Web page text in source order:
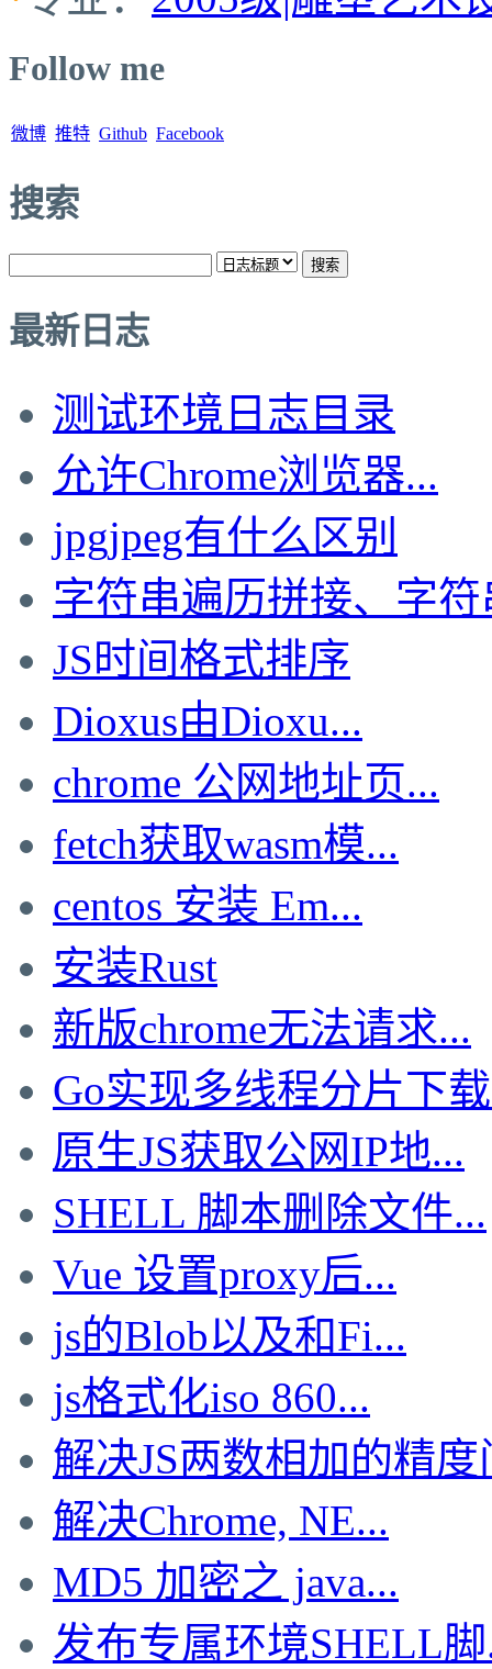
Follow me
微博 推特 Github Facebook
搜索
最新日志
测试环境日志目录
允许Chrome浏览器...
jpgjpeg有什么区别
字符串遍历拼接、字符
JS时间格式排序
Dioxus由Dioxu...
chrome 公网地址页...
fetch获取wasm模...
centos 安装 Em...
安装Rust
新版chrome无法请求...
Go实现多线程分片下
原生JS获取公网IP地...
SHELL 脚本删除文件...
Vue 设置proxy后...
js的Blob以及和Fi...
js格式化iso 860...
解决JS两数相加的精度
解决Chrome, NE...
MD5 加密之 java...
发布专属环境SHELL